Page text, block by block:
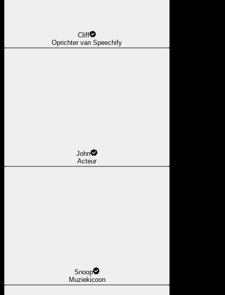
Cliff
Oprichter van Speechify
John
Acteur
Snoop
Muziekicoon